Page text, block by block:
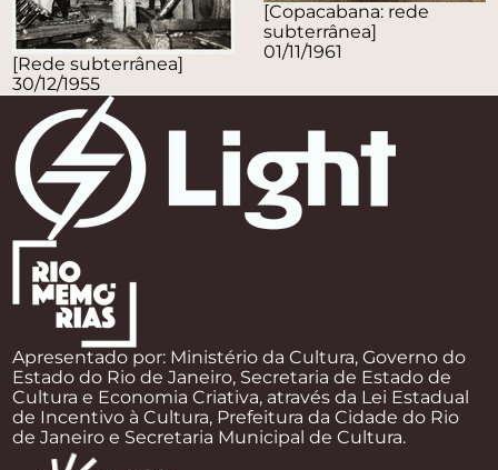
[Rede subterrânea]
30/12/1955
[Copacabana: rede
subterrânea]
01/11/1961
Apresentado por: Ministério da Cultura, Governo do
Estado do Rio de Janeiro, Secretaria de Estado de
Cultura e Economia Criativa, através da Lei Estadual
de Incentivo à Cultura, Prefeitura da Cidade do Rio
de Janeiro e Secretaria Municipal de Cultura.